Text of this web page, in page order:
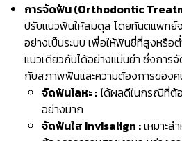
การจัดฟัน (Orthodontic
ปรับแนวฟันให้สมดุล โดยทันตแพทย์
อย่างเป็นระบบ เพื่อให้ฟันซี่ที่สูงหรือ
แนวเดียวกันได้อย่างแม่นยำ ซึ่งกา
กับสภาพฟันและความต้องการของค
จัดฟันโลหะ :ได้ผลดีในกรณีที่ต้
อย่างมาก
จัดฟันใส Invisalign :เหมาะ